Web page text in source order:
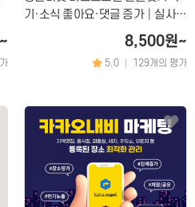
습니까? 네
기·소식 좋아요·댓글 증가│실사용
자 기반 지역 노출 상승 마케팅
8,500원~
5.0 129개의 평가